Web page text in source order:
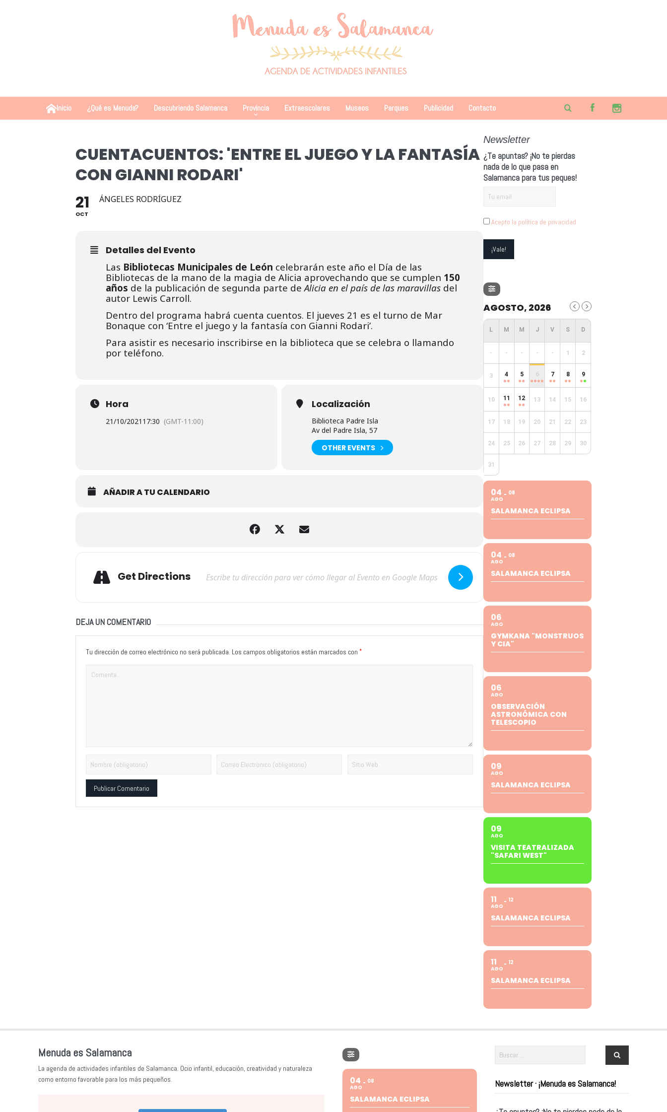
Inicio ¿Qué es Menuda? Descubriendo Salamanca Provincia Extraescolares Museos Parques Publicidad Contacto
CUENTACUENTOS: 'ENTRE EL JUEGO Y LA FANTASÍA
CON GIANNI RODARI'
21
OCT
ÁNGELES RODRÍGUEZ
Detalles del Evento
Las Bibliotecas Municipales de León celebrarán este año el Día de las
Bibliotecas de la mano de la magia de Alicia aprovechando que se cumplen 150
años de la publicación de segunda parte deAlicia en el país de las maravillas del
autor Lewis Carroll.
Dentro del programa habrá cuenta cuentos. El jueves 21 es el turno de Mar
Bonaque con ‘Entre el juego y la fantasía con Gianni Rodari’.
Para asistir es necesario inscribirse en la biblioteca que se celebra o llamando
por teléfono.
Hora
21/10/2021 17:30 (GMT-11:00)
Localización
Biblioteca Padre Isla
Av del Padre Isla, 57
OTHER EVENTS
AÑADIR A TU CALENDARIO
Get Directions
DEJA UN COMENTARIO
Tu dirección de correo electrónico no será publicada. Los campos obligatorios están marcados con *
Newsletter
¿Te apuntas? ¡No te pierdas
nada de lo que pasa en
Salamanca para tus peques!
Acepto la política de privacidad
AGOSTO, 2026
- - - - - 1 2
3 4 5 6 7 8 9
10 11 12 13 14 15 16
17 18 19 20 21 22 23
24 25 26 27 28 29 30
31
04
AGO
08
SALAMANCA ECLIPSA
04
AGO
08
SALAMANCA ECLIPSA
06
AGO
GYMKANA "MONSTRUOS
Y CIA"
06
AGO
OBSERVACIÓN
ASTRONÓMICA CON
TELESCOPIO
09
AGO
SALAMANCA ECLIPSA
09
AGO
VISITA TEATRALIZADA
"SAFARI WEST"
11
AGO
12
SALAMANCA ECLIPSA
11
AGO
12
SALAMANCA ECLIPSA
Menuda es Salamanca
La agenda de actividades infantiles de Salamanca. Ocio infantil, educación, creatividad y naturaleza
como entorno favorable para los más pequeños.
04
AGO
08
SALAMANCA ECLIPSA
Newsletter · ¡Menuda es Salamanca!